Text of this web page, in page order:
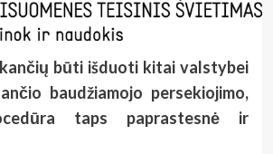
būti išduoti kitai valstybei
baudžiamojo persekiojimo,
taps paprastesnė ir